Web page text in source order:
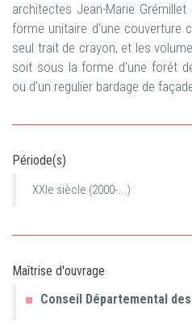
architectes Jean-Marie
forme unitaire d'une couverture
seul trait de crayon, et les
soit sous la forme d'une forêt
ou d'un regulier bardage de
Période(s)
XXIe siècle (2000-...)
Maîtrise d'ouvrage
Conseil Départemental